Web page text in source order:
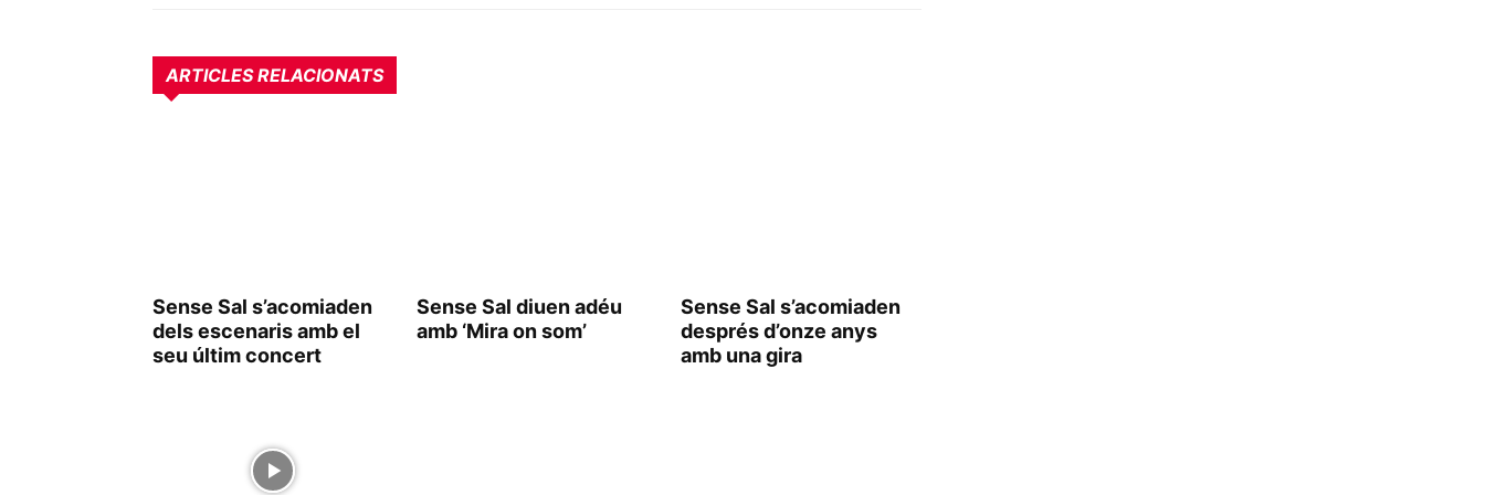
ARTICLES RELACIONATS
Sense Sal s’acomiaden
dels escenaris amb el
seu últim concert
Sense Sal diuen adéu
amb ‘Mira on som’
Sense Sal s’acomiaden
després d’onze anys
amb una gira